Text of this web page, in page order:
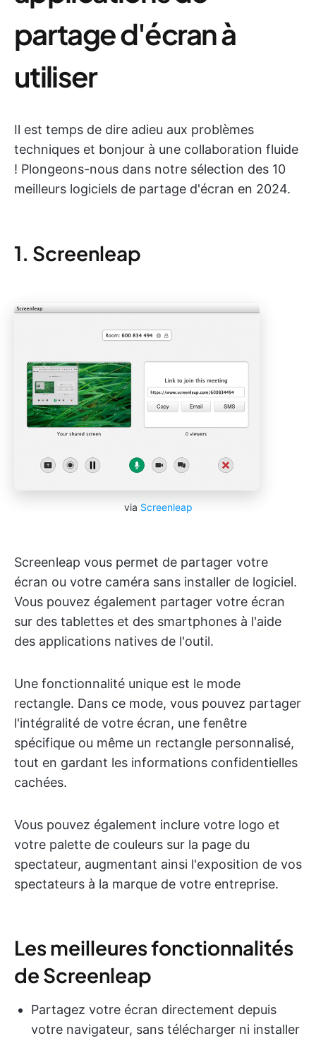
partage d'écran à
utiliser
Il est temps de dire adieu aux problèmes
techniques et bonjour à une collaboration fluide
! Plongeons-nous dans notre sélection des 10
meilleurs logiciels de partage d'écran en 2024.
1. Screenleap
via Screenleap
Screenleap vous permet de partager votre
écran ou votre caméra sans installer de logiciel.
Vous pouvez également partager votre écran
sur des tablettes et des smartphones à l'aide
des applications natives de l'outil.
Une fonctionnalité unique est le mode
rectangle. Dans ce mode, vous pouvez partager
l'intégralité de votre écran, une fenêtre
spécifique ou même un rectangle personnalisé,
tout en gardant les informations confidentielles
cachées.
Vous pouvez également inclure votre logo et
votre palette de couleurs sur la page du
spectateur, augmentant ainsi l'exposition de vos
spectateurs à la marque de votre entreprise.
Les meilleures fonctionnalités
de Screenleap
Partagez votre écran directement depuis
votre navigateur, sans télécharger ni installer